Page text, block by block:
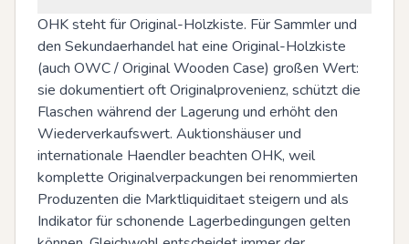
OHK steht für Original-Holzkiste. Für Sammler und
den Sekundaerhandel hat eine Original-Holzkiste
(auch OWC / Original Wooden Case) großen Wert:
sie dokumentiert oft Originalprovenienz, schützt die
Flaschen während der Lagerung und erhöht den
Wiederverkaufswert. Auktionshäuser und
internationale Haendler beachten OHK, weil
komplette Originalverpackungen bei renommierten
Produzenten die Marktliquiditaet steigern und als
Indikator für schonende Lagerbedingungen gelten